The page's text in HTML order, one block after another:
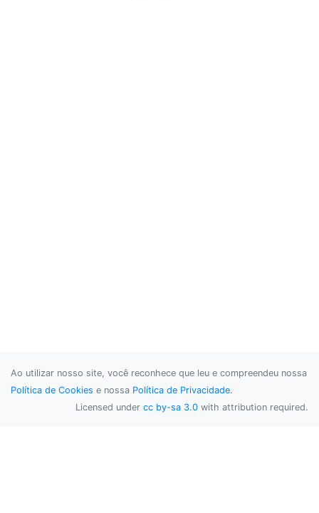
Ao utilizar nosso site, você reconhece que leu e compreendeu nossa
Política de Cookies e nossa Política de Privacidade.
Licensed under cc by-sa 3.0 with attribution required.